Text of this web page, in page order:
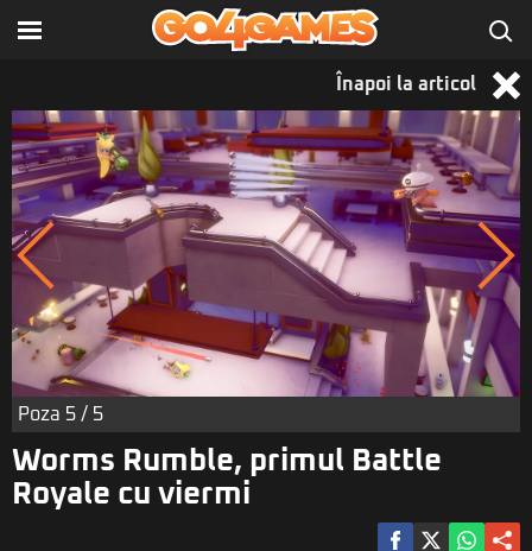
Înapoi la articol
Poza 5 / 5
Worms Rumble, primul Battle
Royale cu viermi